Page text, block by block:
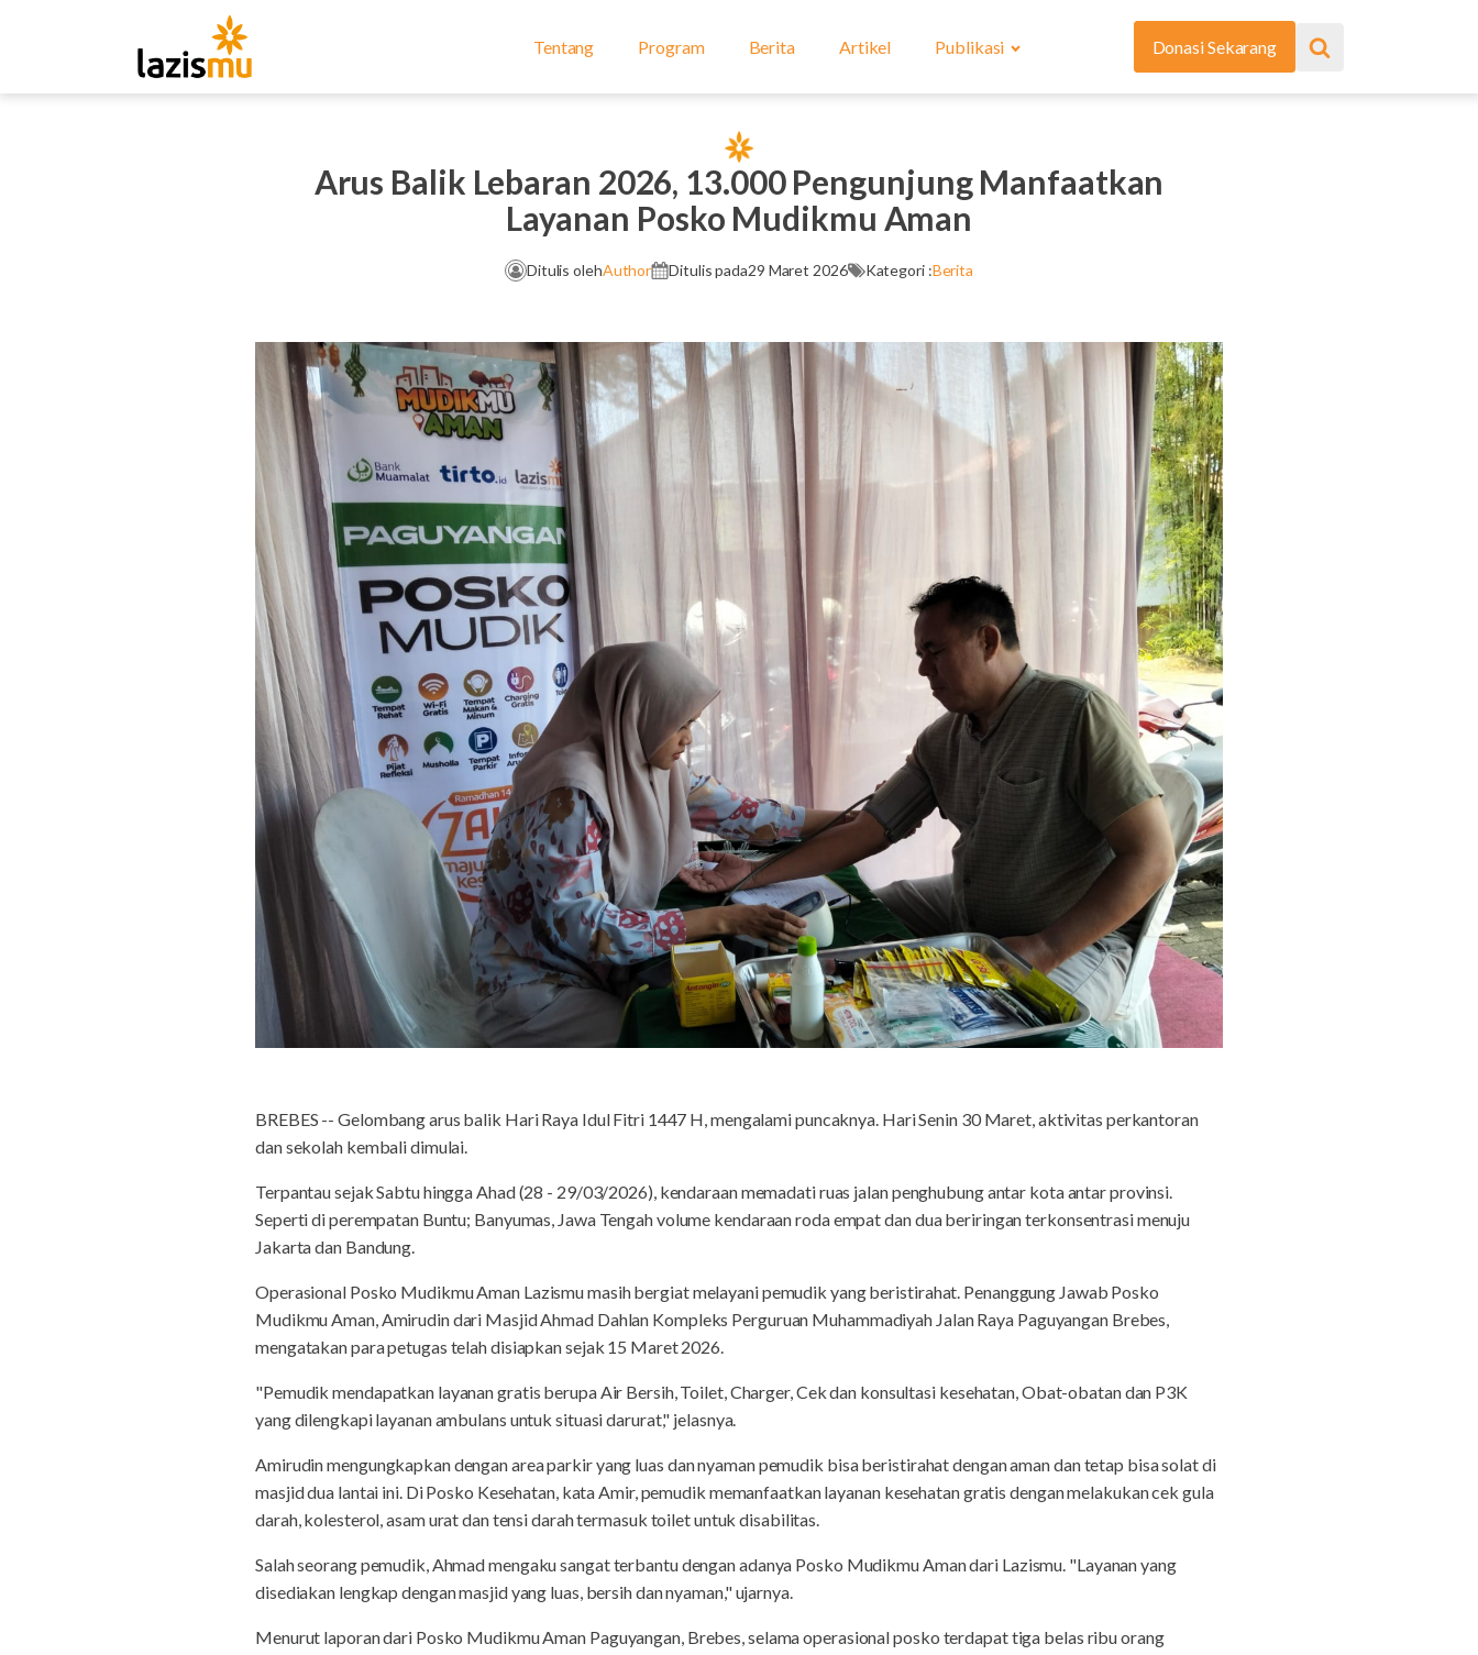
Tentang Program Berita Artikel Publikasi Donasi Sekarang
Arus Balik Lebaran 2026, 13.000 Pengunjung Manfaatkan
Layanan Posko Mudikmu Aman
Ditulis olehAuthor Ditulis pada29 Maret 2026 Kategori :Berita
BREBES -- Gelombang arus balik Hari Raya Idul Fitri 1447 H, mengalami puncaknya. Hari Senin 30 Maret, aktivitas perkantoran
dan sekolah kembali dimulai.
Terpantau sejak Sabtu hingga Ahad (28 - 29/03/2026), kendaraan memadati ruas jalan penghubung antar kota antar provinsi.
Seperti di perempatan Buntu; Banyumas, Jawa Tengah volume kendaraan roda empat dan dua beriringan terkonsentrasi menuju
Jakarta dan Bandung.
Operasional Posko Mudikmu Aman Lazismu masih bergiat melayani pemudik yang beristirahat. Penanggung Jawab Posko
Mudikmu Aman, Amirudin dari Masjid Ahmad Dahlan Kompleks Perguruan Muhammadiyah Jalan Raya Paguyangan Brebes,
mengatakan para petugas telah disiapkan sejak 15 Maret 2026.
"Pemudik mendapatkan layanan gratis berupa Air Bersih, Toilet, Charger, Cek dan konsultasi kesehatan, Obat-obatan dan P3K
yang dilengkapi layanan ambulans untuk situasi darurat," jelasnya.
Amirudin mengungkapkan dengan area parkir yang luas dan nyaman pemudik bisa beristirahat dengan aman dan tetap bisa solat di
masjid dua lantai ini. Di Posko Kesehatan, kata Amir, pemudik memanfaatkan layanan kesehatan gratis dengan melakukan cek gula
darah, kolesterol, asam urat dan tensi darah termasuk toilet untuk disabilitas.
Salah seorang pemudik, Ahmad mengaku sangat terbantu dengan adanya Posko Mudikmu Aman dari Lazismu. "Layanan yang
disediakan lengkap dengan masjid yang luas, bersih dan nyaman," ujarnya.
Menurut laporan dari Posko Mudikmu Aman Paguyangan, Brebes, selama operasional posko terdapat tiga belas ribu orang